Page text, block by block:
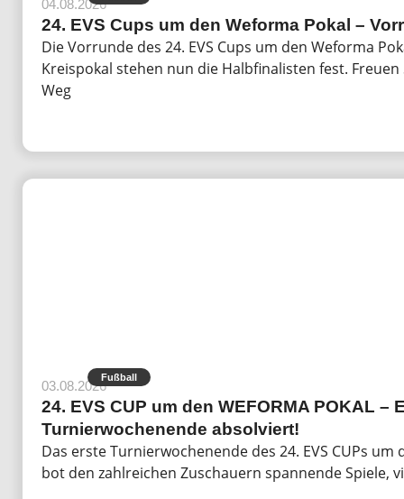
04.08.2026
24. EVS Cups um den Weforma Pokal –
Die Vorrunde des 24. EVS Cups um den Weforma
Kreispokal stehen nun die Halbfinalisten fest.
Weg
Fußball
03.08.2026
24. EVS CUP um den WEFORMA POKAL –
Turnierwochenende absolviert!
Das erste Turnierwochenende des 24. EVS CUPs um
bot den zahlreichen Zuschauern spannende Spiele,